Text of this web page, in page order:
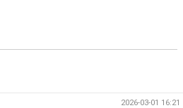
2026-03-01 16:21